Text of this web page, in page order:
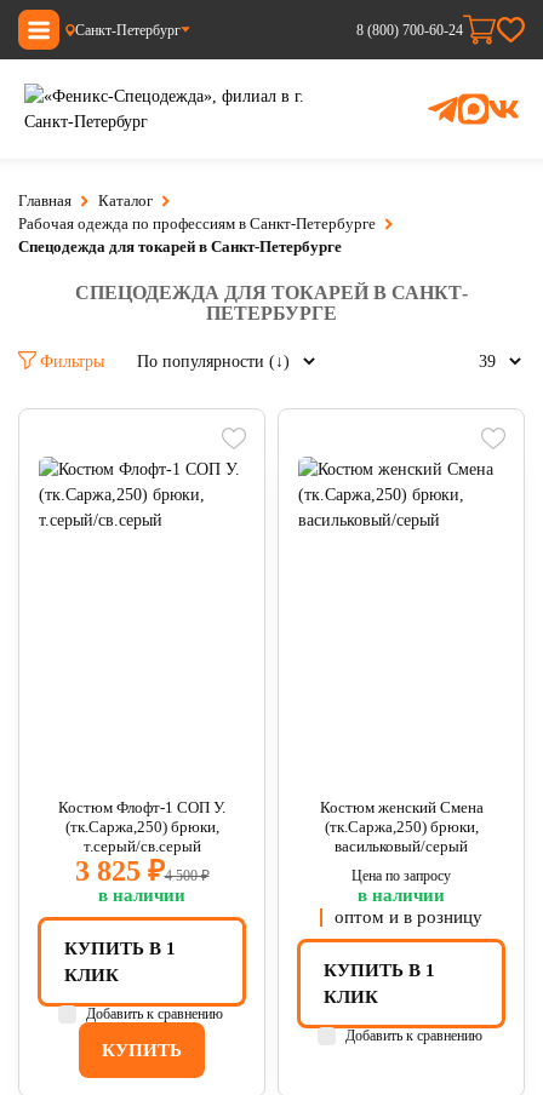
Санкт-Петербург 8 (800) 700-60-24
Главная
Каталог
Рабочая одежда по профессиям в Санкт-Петербурге
Спецодежда для токарей в Санкт-Петербурге
СПЕЦОДЕЖДА ДЛЯ ТОКАРЕЙ В САНКТ-
ПЕТЕРБУРГЕ
Фильтры
Костюм Флофт-1 СОП У.
(тк.Саржа,250) брюки,
т.серый/св.серый
3 825 ₽4 500 ₽
в наличии
КУПИТЬ
КУПИТЬ В 1
КЛИК
Добавить к сравнению
Костюм женский Смена
(тк.Саржа,250) брюки,
васильковый/серый
Цена по запросу
в наличии
оптом и в розницу
КУПИТЬ В 1
КЛИК
Добавить к сравнению